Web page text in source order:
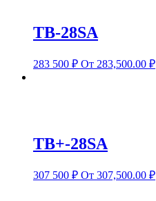
TB-28SA
283 500 ₽ От 283,500.00 ₽
TB+-28SA
307 500 ₽ От 307,500.00 ₽